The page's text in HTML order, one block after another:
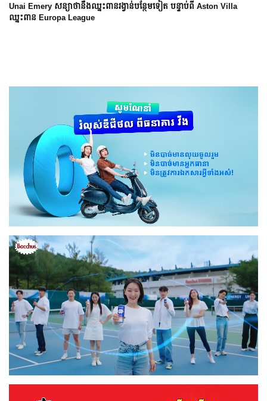
Unai Emery សន្យាថានឹងឈ្នះពានរង្វាន់បន្ថែមទៀត បន្ទាប់ពី Aston Villa
ឈ្នះពាន Europa League